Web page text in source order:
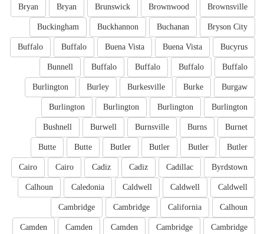
Brownsville
Brownwood
Brunswick
Bryan
Bryan
Bryson City
Buchanan
Buckhannon
Buckingham
Bucyrus
Buena Vista
Buena Vista
Buffalo
Buffalo
Buffalo
Buffalo
Buffalo
Buffalo
Bunnell
Burgaw
Burke
Burkesville
Burley
Burlington
Burlington
Burlington
Burlington
Burlington
Burnet
Burns
Burnsville
Burwell
Bushnell
Butler
Butler
Butler
Butler
Butte
Butte
Byrdstown
Cadillac
Cadiz
Cadiz
Cairo
Cairo
Caldwell
Caldwell
Caldwell
Caledonia
Calhoun
Calhoun
California
Cambridge
Cambridge
Cambridge
Cambridge
Camden
Camden
Camden